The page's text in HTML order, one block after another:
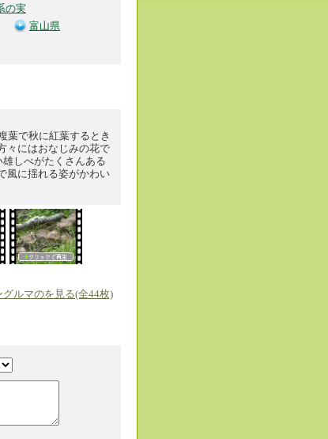
真庭「蒜山高原の
夏の「伯耆大山」
の実
富山県
葉で秋に紅葉するとき
々にはおなじみの花で
しべがたくさんある
風に揺れる姿がかわい
グルマのを見る(全44枚)